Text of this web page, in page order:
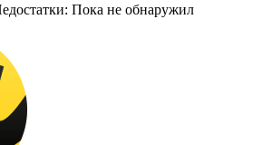
Пока не обнаружил